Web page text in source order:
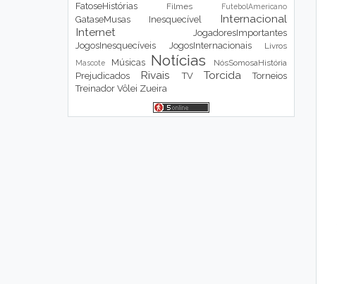
FatoseHistórias
Filmes FutebolAmericano
GataseMusas Inesquecível
Internacional
Internet
JogadoresImportantes
JogosInesquecíveis
JogosInternacionais Livros
Mascote Músicas Notícias NósSomosaHistória
Prejudicados Rivais TV Torcida
Torneios
Treinador Vôlei Zueira